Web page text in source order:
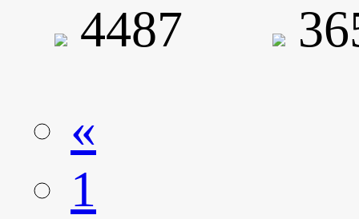
4487
«
1